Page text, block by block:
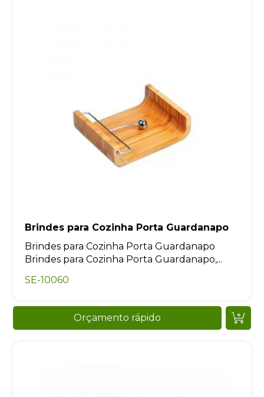
Brindes para Cozinha Porta Guardanapo
Brindes para Cozinha Porta Guardanapo
Brindes para Cozinha Porta Guardanapo,...
SE-10060
Orçamento rápido